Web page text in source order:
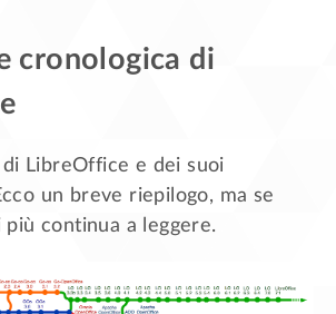
cronologica di
LibreOffice e dei suoi
un breve riepilogo, ma se
continua a leggere.